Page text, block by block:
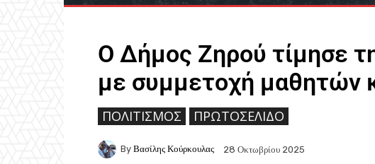
Ο Δήμος Ζηρού τίμησε
με συμμετοχή μαθητών
ΠΟΛΙΤΙΣΜΌΣ ΠΡΩΤΟΣΈΛΙΔΟ
By Βασίλης Κούρκουλας 28 Οκτωβρίου 2025